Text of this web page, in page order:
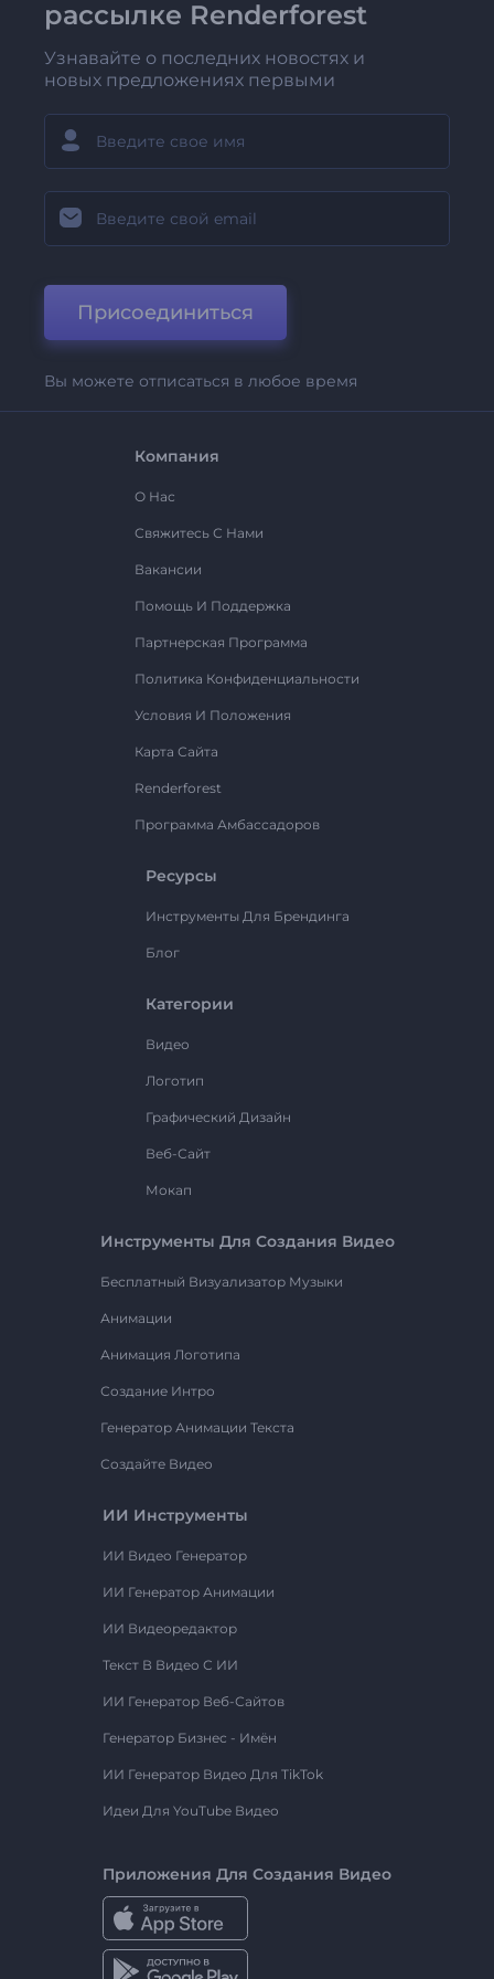
рассылке Renderforest
Узнавайте о последних новостях и
новых предложениях первыми
Присоединиться
Вы можете отписаться в любое время
Компания
О Нас
Свяжитесь С Нами
Вакансии
Помощь И Поддержка
Партнерская Программа
Политика Конфиденциальности
Условия И Положения
Карта Сайта
Renderforest
Программа Амбассадоров
Ресурсы
Инструменты Для Брендинга
Блог
Категории
Видео
Логотип
Графический Дизайн
Веб-Сайт
Мокап
Инструменты Для Создания Видео
Бесплатный Визуализатор Музыки
Анимации
Анимация Логотипа
Создание Интро
Генератор Анимации Текста
Создайте Видео
ИИ Инструменты
ИИ Видео Генератор
ИИ Генератор Анимации
ИИ Видеоредактор
Текст В Видео С ИИ
ИИ Генератор Веб-Сайтов
Генератор Бизнес - Имён
ИИ Генератор Видео Для TikTok
Идеи Для YouTube Видео
Приложения Для Создания Видео